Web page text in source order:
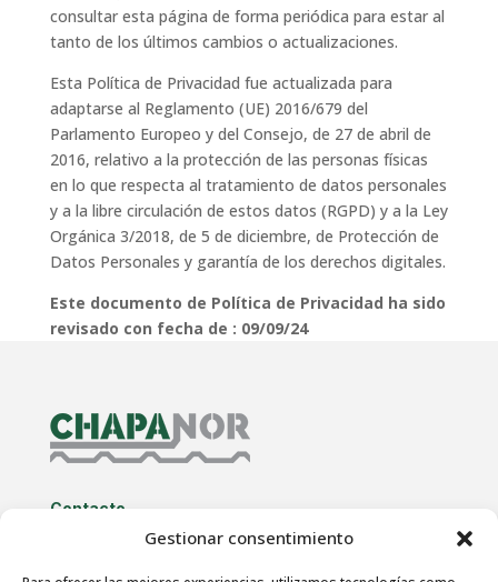
Gestionar consentimiento
consultar esta página de forma periódica para estar al
tanto de los últimos cambios o actualizaciones.
Esta Política de Privacidad fue actualizada para
adaptarse al Reglamento (UE) 2016/679 del
Parlamento Europeo y del Consejo, de 27 de abril de
2016, relativo a la protección de las personas físicas
en lo que respecta al tratamiento de datos personales
y a la libre circulación de estos datos (RGPD) y a la Ley
Orgánica 3/2018, de 5 de diciembre, de Protección de
Datos Personales y garantía de los derechos digitales.
Este documento de Política de Privacidad ha sido
revisado con fecha de : 09/09/24
Contacto
A Guía, Nº2 – Atios
36418 O Porriño